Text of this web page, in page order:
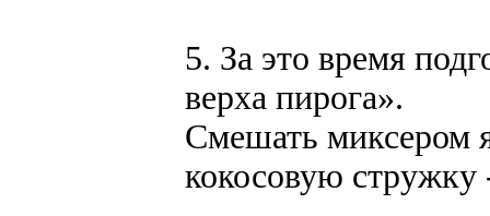
5. За это время
верха пирога».
Смешать миксером
кокосовую стружку